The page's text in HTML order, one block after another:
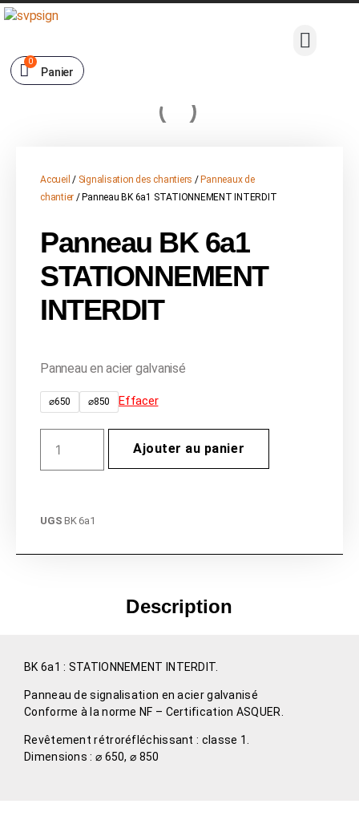
Panier
0
Accueil / Signalisation des chantiers / Panneaux de
chantier / Panneau BK 6a1 STATIONNEMENT INTERDIT
Panneau BK 6a1
STATIONNEMENT
INTERDIT
Panneau en acier galvanisé
⌀650 ⌀850 Effacer
Ajouter au panier
UGSBK 6a1
Description
BK 6a1 : STATIONNEMENT INTERDIT.
Panneau de signalisation en acier galvanisé
Conforme à la norme NF – Certification ASQUER.
Revêtement rétroréfléchissant : classe 1.
Dimensions : ⌀ 650, ⌀ 850